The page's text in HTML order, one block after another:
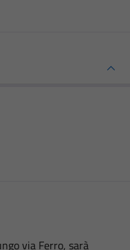
via Ferro, sarà